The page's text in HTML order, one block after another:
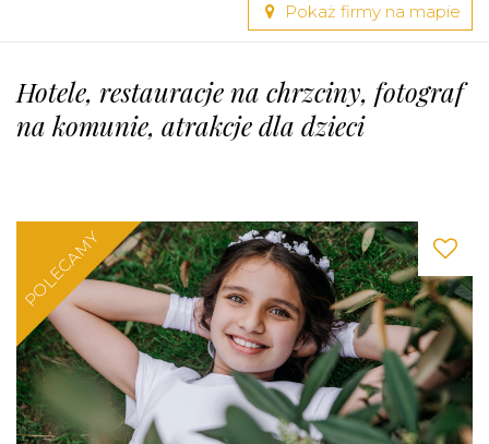
Pokaż firmy na mapie
Hotele, restauracje na chrzciny, fotograf
na komunie, atrakcje dla dzieci
POLECAMY